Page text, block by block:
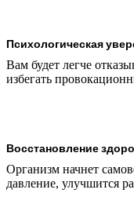
Психологическая
Вам будет легче
избегать
Восстановление
Организм начнет
давление, улучшится